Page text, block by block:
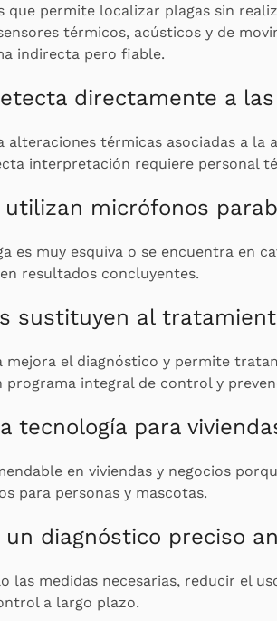
que permite localizar plagas sin
térmicos, acústicos y de
indirecta pero fiable.
directamente a las
térmicas asociadas a la
interpretación requiere personal
utilizan micrófonos
es muy esquiva o se encuentra en
resultados concluyentes.
sustituyen al
mejora el diagnóstico y permite
integral de control y
tecnología para
en viviendas y negocios
para personas y mascotas.
un diagnóstico preciso
las medidas necesarias, reducir el
a largo plazo.